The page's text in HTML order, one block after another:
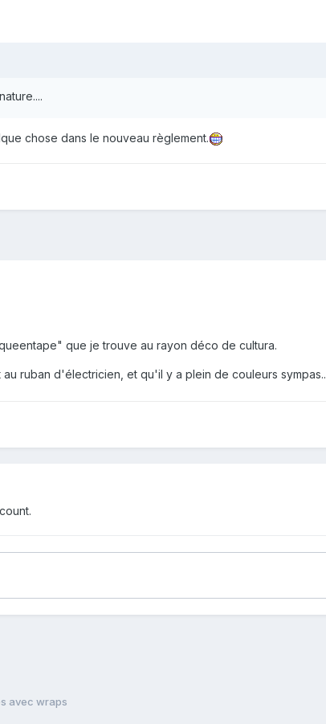
chose dans le nouveau règlement.
que je trouve au rayon déco de cultura.
ruban d'électricien, et qu'il y a plein de couleurs sympas..
avec wraps